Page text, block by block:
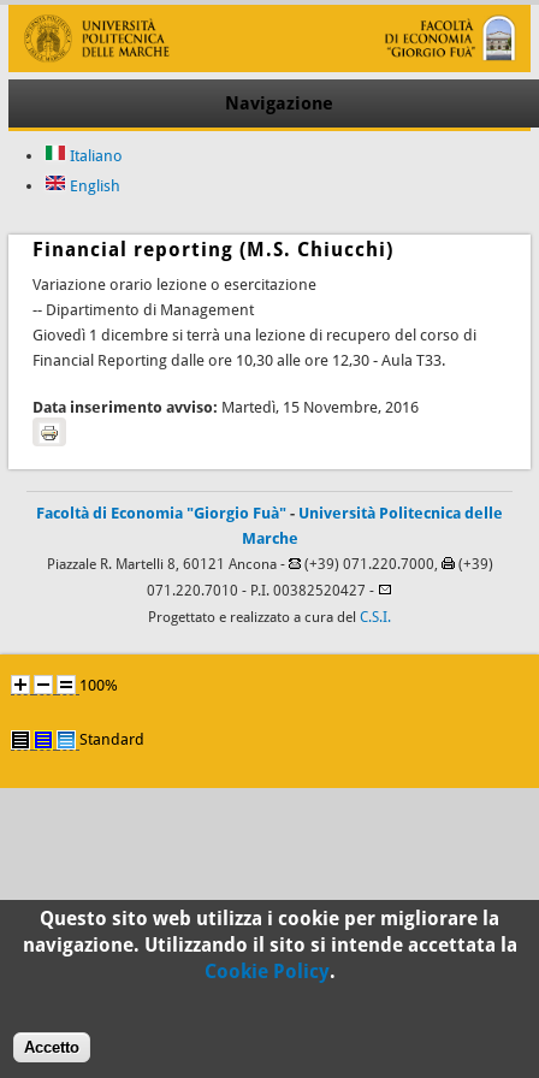
Navigazione
Italiano
English
Financial reporting (M.S. Chiucchi)
Variazione orario lezione o esercitazione
-- Dipartimento di Management
Giovedì 1 dicembre si terrà una lezione di recupero del corso di
Financial Reporting dalle ore 10,30 alle ore 12,30 - Aula T33.
Data inserimento avviso: Martedì, 15 Novembre, 2016
Facoltà di Economia "Giorgio Fuà" - Università Politecnica delle
Marche
Piazzale R. Martelli 8, 60121 Ancona - (+39) 071.220.7000,
(+39)
071.220.7010 - P.I. 00382520427 -
Progettato e realizzato a cura del C.S.I.
100%
Standard
Questo sito web utilizza i cookie per migliorare la
navigazione. Utilizzando il sito si intende accettata la
Cookie Policy.
Accetto